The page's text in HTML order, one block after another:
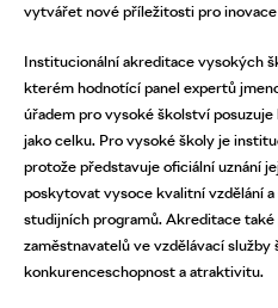
vytvářet nové příležitosti pro
Institucionální akreditace vysokých
kterém hodnotící panel expertů
úřadem pro vysoké školství
jako celku. Pro vysoké školy je
protože představuje oficiální uznání
poskytovat vysoce kvalitní vzdělání
studijních programů. Akreditace
zaměstnavatelů ve vzdělávací
konkurenceschopnost a atraktivitu.